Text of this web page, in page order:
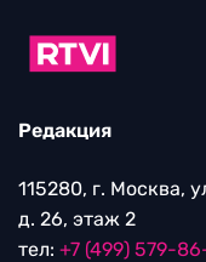
Редакция
115280, г. Москва,
д. 26, этаж 2
тел: +7 (499) 579-